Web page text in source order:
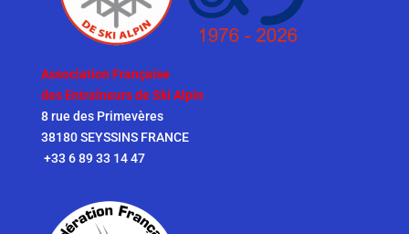
Association Française
des Entraîneurs de Ski Alpin
8 rue des Primevères
38180 SEYSSINS FRANCE
+33 6 89 33 14 47